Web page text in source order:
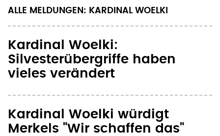
ALLE MELDUNGEN: KARDINAL WOELKI
Kardinal Woelki:
Silvesterübergriffe haben
vieles verändert
Kardinal Woelki würdigt
Merkels "Wir schaffen das"